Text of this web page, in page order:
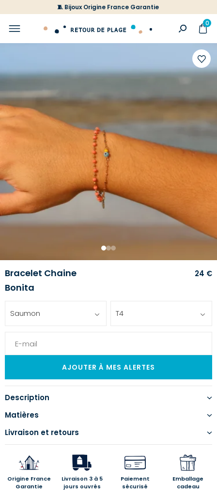
🧵 Bijoux Origine France Garantie
0
votre
liste
1 23
Bracelet Chaine
Bonita
24 €
Saumon T4
Description
Matières
Livraison et retours
Origine France
Garantie
Livraison 3 à 5
jours ouvrés
Paiement
sécurisé
Emballage
cadeau